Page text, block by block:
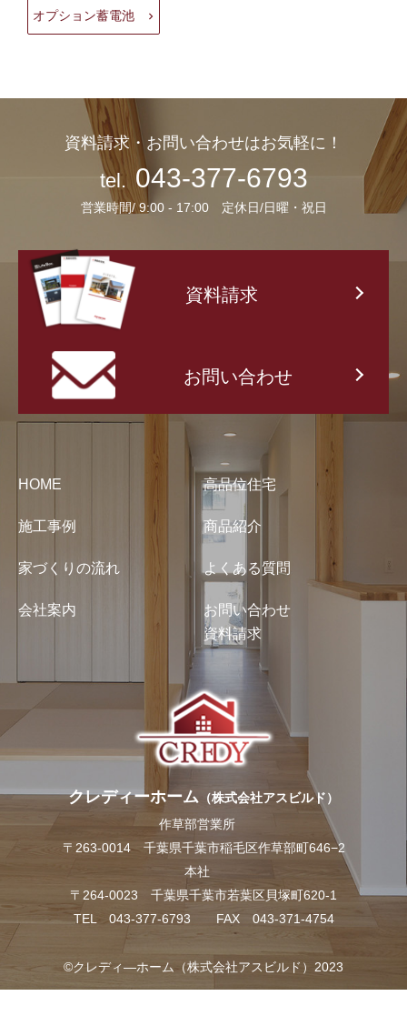
オプション蓄電池
資料請求・お問い合わせはお気軽に！
tel. 043-377-6793
営業時間/ 9:00 - 17:00 定休日/日曜・祝日
資料請求
お問い合わせ
HOME 高品位住宅
施工事例 商品紹介
家づくりの流れ よくある質問
会社案内
お問い合わせ
資料請求
クレディーホーム （株式会社アスビルド）
作草部営業所
〒263-0014 千葉県千葉市稲毛区作草部町646−2
本社
〒264-0023 千葉県千葉市若葉区貝塚町620-1
TEL 043-377-6793 FAX 043-371-4754
©クレディ―ホーム（株式会社アスビルド）2023